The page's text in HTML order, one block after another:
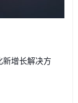
增长解决方